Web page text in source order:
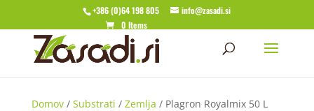
+386 (0)64 198 805
info@zasadi.si
0 Items
Domov/ Substrati / Zemlja / Plagron Royalmix 50 L